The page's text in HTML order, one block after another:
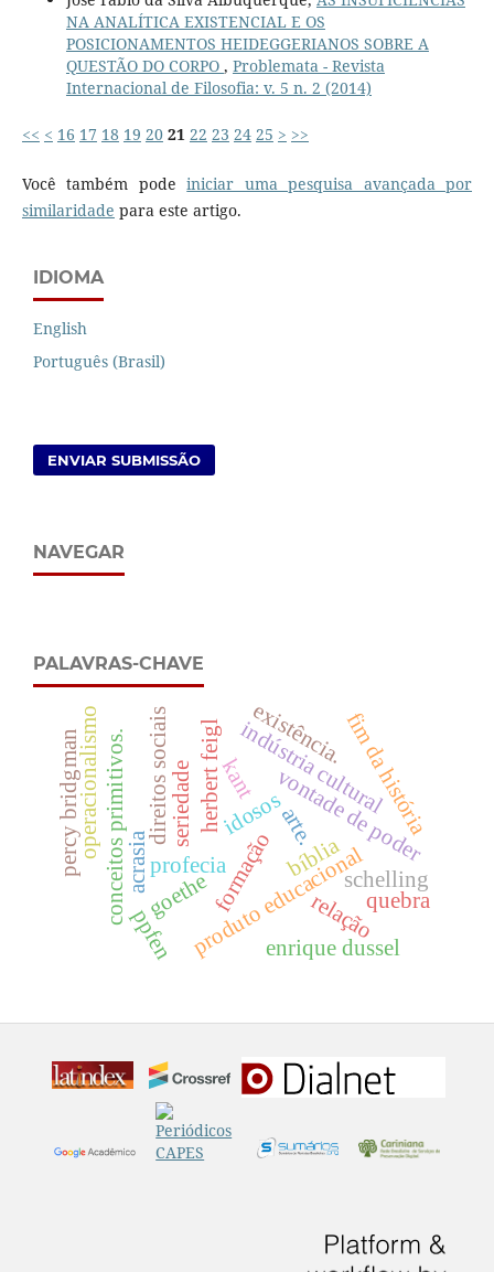
NA ANALÍTICA EXISTENCIAL E OS
POSICIONAMENTOS HEIDEGGERIANOS SOBRE A
QUESTÃO DO CORPO , Problemata - Revista
Internacional de Filosofia: v. 5 n. 2 (2014)
<< < 16 17 18 19 20 21 22 23 24 25 > >>
Você também podeiniciar uma pesquisa avançada por
similaridade para este artigo.
IDIOMA
English
Português (Brasil)
ENVIAR SUBMISSÃO
NAVEGAR
PALAVRAS-CHAVE
kant
herbert feigl
bíblia
profeciaproduto educacional
relação
vontade de poder
acrasia formação
indústria cultural
conceitos primitivos.
operacionalismo
percy bridgman fim da história
idosos
direitos sociais
enrique dussel
arte.
schelling
existência.
goethe
seriedade
quebra
ppfen